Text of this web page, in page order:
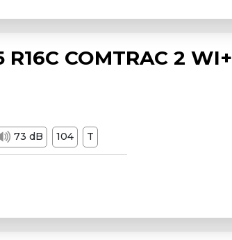
R16C COMTRAC 2 WI+
73 dB 104 T